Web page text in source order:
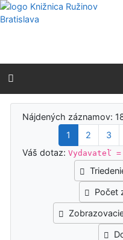
Prejsť na obsah
Prejsť na menu
Prehlásenie o webovej
Výsledky
Nájdených záznamov:
1
2 3
Váš dotaz:Vydavateľ
Počet